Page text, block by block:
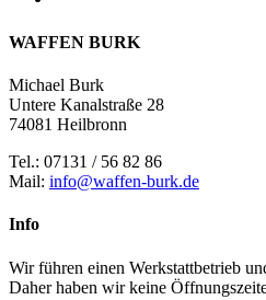
WAFFEN BURK
Michael Burk
Untere Kanalstraße 28
74081 Heilbronn
Tel.: 07131 / 56 82 86
Mail: info@waffen-burk.de
Info
Wir führen einen Werkstattbetrieb
Daher haben wir keine